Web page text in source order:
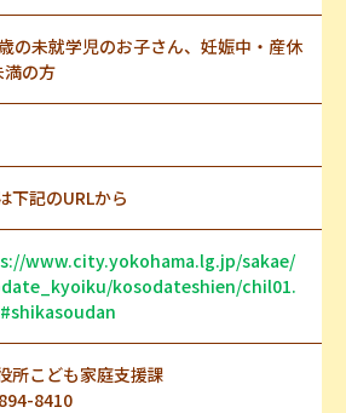
の未就学児のお子さん、妊娠中・産休
満の方
下記のURLから
www.city.yokohama.lg.jp/sakae/
kosodateshien/chil01.
所こども家庭支援課
8410